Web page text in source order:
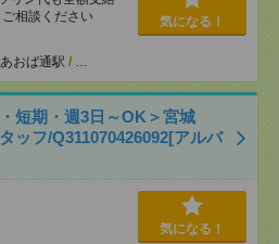
相談ください
あおば通駅 / …
気になる！
短期・週3日～OK＞宮城
ッフ/Q311070426092[アルバ
気になる！